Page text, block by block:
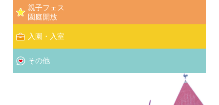
親子フェス
園庭開放
入園・入室
その他